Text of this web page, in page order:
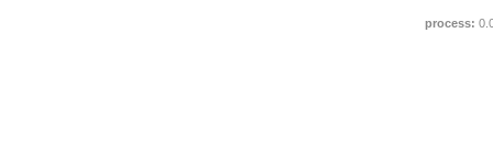
process: